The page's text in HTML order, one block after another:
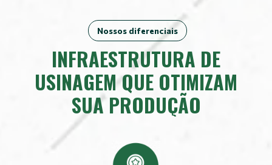
Nossos diferenciais
INFRAESTRUTURA DE
USINAGEM QUE OTIMIZAM
SUA PRODUÇÃO